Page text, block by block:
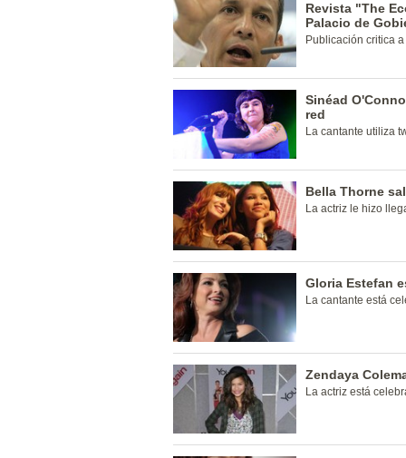
Revista "The
Palacio de
Publicación critica
Sinéad
red
La cantante utiliza
Bella Thorne
La actriz le hizo
Gloria Estefan
La cantante está
Zendaya
La actriz está